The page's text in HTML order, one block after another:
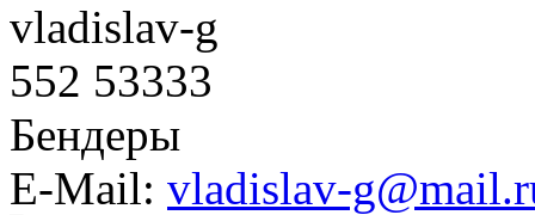
vladislav-g
552 53333
Бендеры
E-Mail: vladislav-